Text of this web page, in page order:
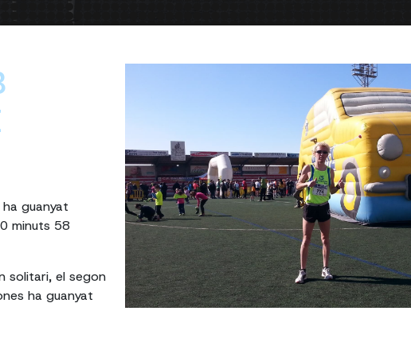
ha guanyat
minuts 58
solitari, el segon
ha guanyat